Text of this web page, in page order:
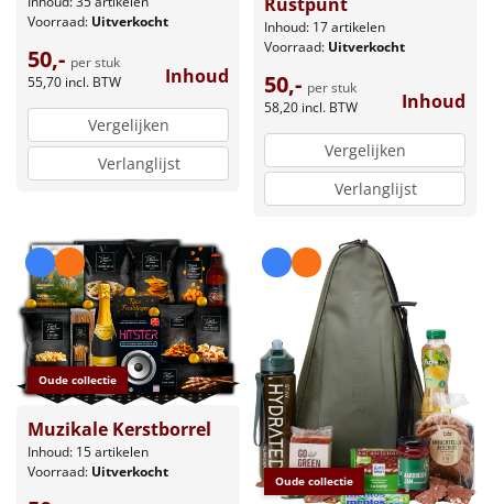
Voorraad: Uitverkocht
50,- per stuk
55,70 incl. BTW Inhoud
Vergelijken
Verlanglijst
Inhoud: 17 artikelen
Voorraad: Uitverkocht
50,- per stuk
58,20 incl. BTW Inhoud
Vergelijken
Verlanglijst
Oude collectie
Muzikale Kerstborrel
Inhoud: 15 artikelen
Voorraad: Uitverkocht Oude collectie